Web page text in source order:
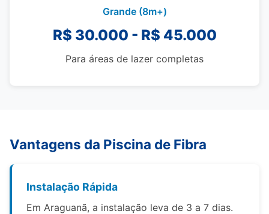
Grande (8m+)
R$ 30.000 - R$ 45.000
Para áreas de lazer completas
Vantagens da Piscina de Fibra
Instalação Rápida
Em Araguanã, a instalação leva de 3 a 7 dias.